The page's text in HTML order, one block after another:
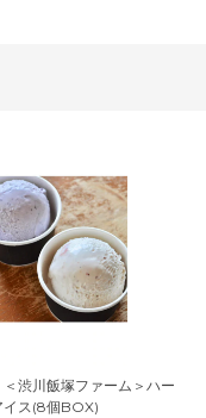
＜渋川飯塚ファーム＞ハー
イス(8個BOX)